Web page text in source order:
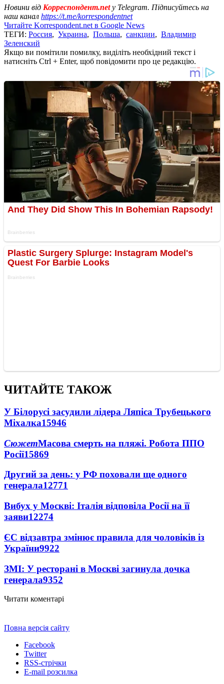
Новини від Корреспондент.netу Telegram. Підписуйтесь на
наш канал https://t.me/korrespondentnet
Читайте Korrespondent.net в Google News
ТЕГИ: Россия, Украина, Польша, санкции, Владимир
Зеленский
Якщо ви помітили помилку, виділіть необхідний текст і
натисніть Ctrl + Enter, щоб повідомити про це редакцію.
ЧИТАЙТЕ ТАКОЖ
У Білорусі засудили лідера Ляпіса Трубецького
Міхалка15946
СюжетМасова смерть на пляжі. Робота ППО
Росії15869
Другий за день: у РФ поховали ще одного
генерала12771
Вибух у Москві: Італія відповіла Росії на її
заяви12274
ЄС відзавтра змінює правила для чоловіків із
України9922
ЗМІ: У ресторані в Москві загинула дочка
генерала9352
Читати коментарі
Повна версія сайту
Facebook
Twitter
RSS-стрічки
E-mail розсилка